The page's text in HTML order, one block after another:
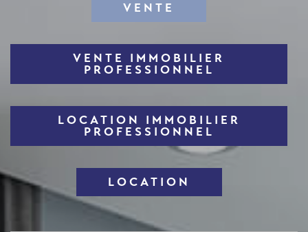
VENTE
VENTE IMMOBILIER
PROFESSIONNEL
LOCATION IMMOBILIER
PROFESSIONNEL
LOCATION